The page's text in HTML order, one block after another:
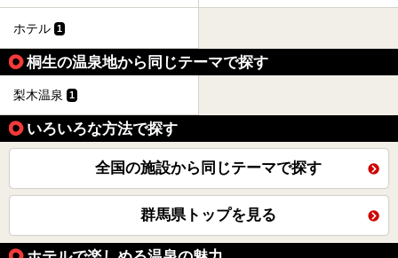
ホテル 1
桐生の温泉地から同じテーマで探す
梨木温泉 1
いろいろな方法で探す
全国の施設から同じテーマで探す
群馬県トップを見る